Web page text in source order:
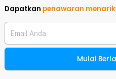
Dapatkan penawaran menarik
Email Anda
Mulai